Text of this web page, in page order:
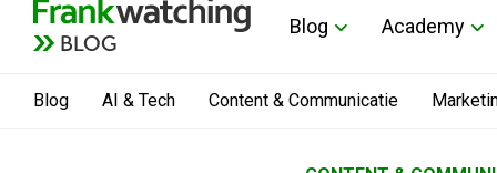
BLOG
Blog Academy
Blog AI & Tech Content & Communicatie